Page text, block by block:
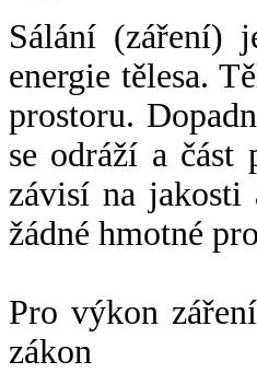
Sálání (záření)
energie tělesa.
prostoru.
se odráží a část
závisí na jakosti
žádné hmotné
Pro výkon
zákon